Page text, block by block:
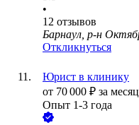
•
12 отзывов
Барнаул, р-н
Откликнуться
Юрист в клинику
от 70 000 ₽ за
Опыт 1-3 года